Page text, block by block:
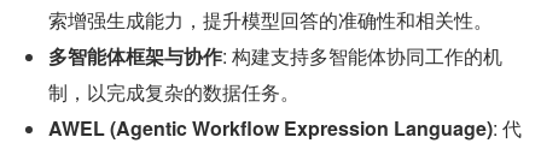
索增强生成能力，提升模型回答的准确性和相关性。
多智能体框架与协作: 构建支持多智能体协同工作的机
制，以完成复杂的数据任务。
AWEL (Agentic Workflow Expression Language): 代